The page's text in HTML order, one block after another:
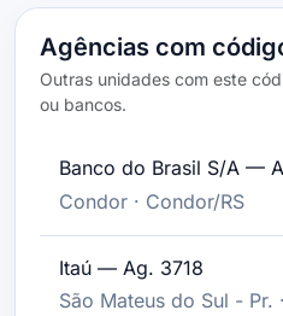
Agências com
Outras unidades com este
ou bancos.
Banco do Brasil S/A —
Condor · Condor/RS
Itaú — Ag. 3718
São Mateus do Sul - Pr.